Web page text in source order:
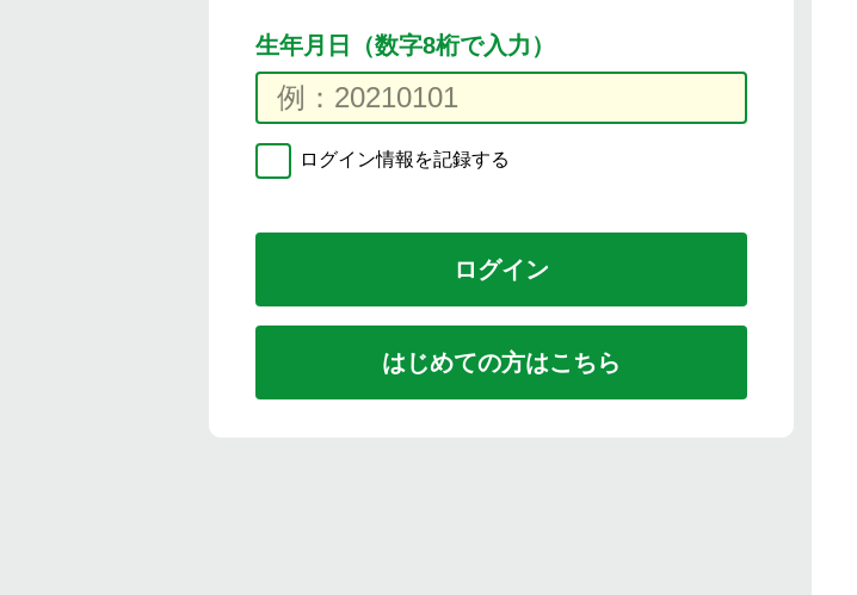
生年月日（数字8桁で入力）
ログイン情報を記録する
はじめての方はこちら